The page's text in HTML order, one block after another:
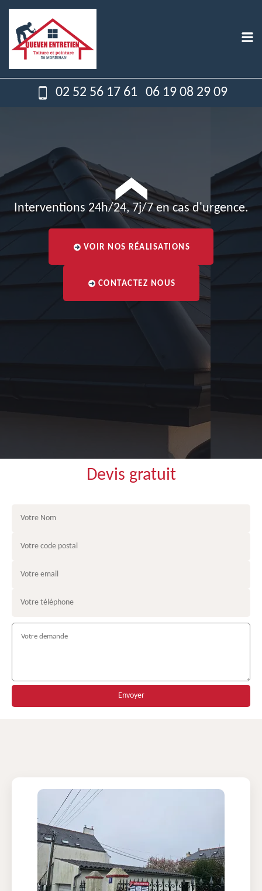
02 52 56 17 61 06 19 08 29 09
Interventions 24h/24, 7j/7 en cas d'urgence.
VOIR NOS RÉALISATIONS
CONTACTEZ NOUS
Devis gratuit